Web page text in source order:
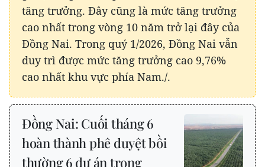
tăng trưởng. Đây cũng là mức tăng trưởng
cao nhất trong vòng 10 năm trở lại đây của
Đồng Nai. Trong quý 1/2026, Đồng Nai vẫn
duy trì được mức tăng trưởng cao 9,76%
cao nhất khu vực phía Nam./.
Đồng Nai: Cuối tháng 6
hoàn thành phê duyệt bồi
thường 6 dự án trọng